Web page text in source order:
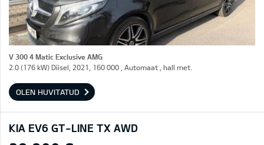
V 300 4 Matic Exclusive AMG
2.0 (176 kW) Diisel, 2021, 160 000 , Automaat , hall met.
OLEN HUVITATUD
KIA EV6 GT-LINE TX AWD